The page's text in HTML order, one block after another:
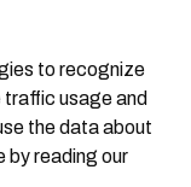
to recognize
traffic usage and
the data about
by reading our